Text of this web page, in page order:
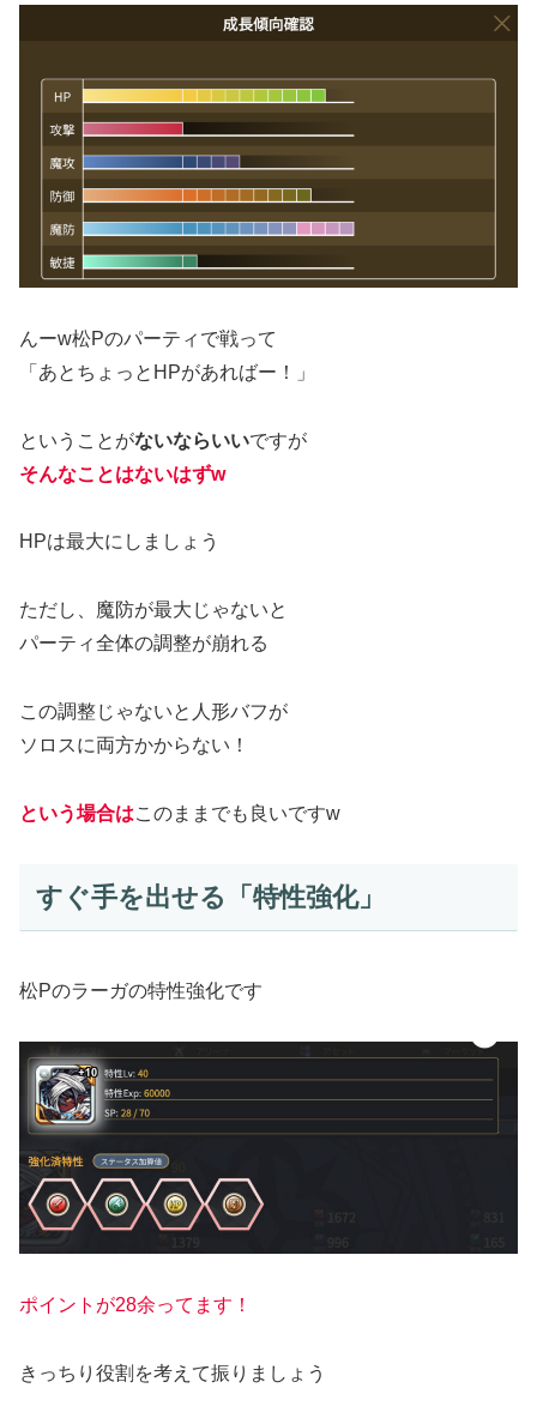
んーw松Pのパーティで戦って
「あとちょっとHPがあればー！」
ということがないならいいですが
そんなことはないはずw
HPは最大にしましょう
ただし、魔防が最大じゃないと
パーティ全体の調整が崩れる
この調整じゃないと人形バフが
ソロスに両方かからない！
という場合はこのままでも良いですw
すぐ手を出せる「特性強化」
松Pのラーガの特性強化です
ポイントが28余ってます！
きっちり役割を考えて振りましょう